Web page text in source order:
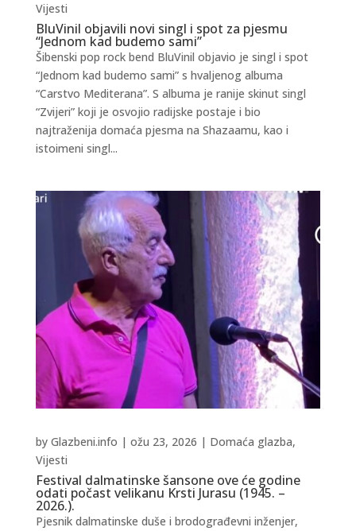
BluVinil objavili novi singl i spot za pjesmu
“Jednom kad budemo sami”
Vijesti
Šibenski pop rock bend BluVinil objavio je singl i spot
“Jednom kad budemo sami” s hvaljenog albuma
“Carstvo Mediterana”. S albuma je ranije skinut singl
“Zvijeri” koji je osvojio radijske postaje i bio
najtraženija domaća pjesma na Shazaamu, kao i
istoimeni singl...
Festival dalmatinske šansone ove će godine
odati počast velikanu Krsti Jurasu (1945. –
2026.).
by Glazbeni.info | ožu 23, 2026 | Domaća glazba,
Vijesti
Pjesnik dalmatinske duše i brodograđevni inženjer,